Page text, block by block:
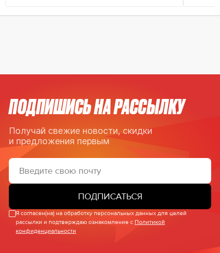
ПОДПИШИСЬ НА РАССЫЛКУ
Получай свежие новости, скидки
и предложения первым
ПОДПИСАТЬСЯ
Я согласен(на) на обработку персональных данных для целей
рассылки и подтверждаю ознакомление с Политикой
конфиденциальности